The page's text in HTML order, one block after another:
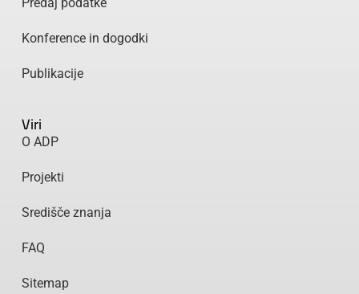
Predaj podatke
Konference in dogodki
Publikacije
Viri
O ADP
Projekti
Središče znanja
FAQ
Sitemap